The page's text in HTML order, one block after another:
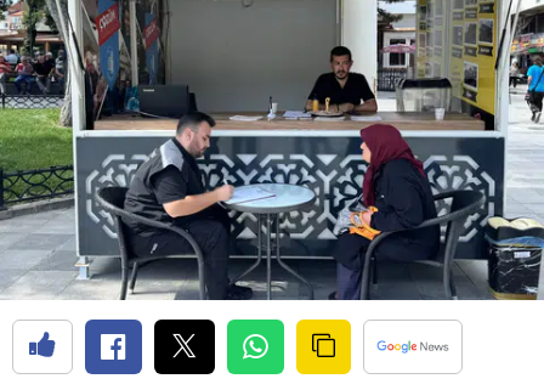
Denizli
Diyarbakır
Edirne
Elazığ
Erzincan
Erzurum
Eskişehir
Gaziantep